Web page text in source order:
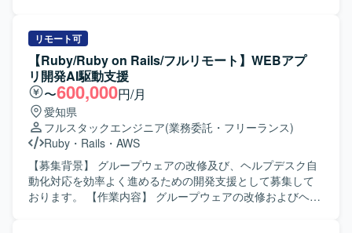
長期的に参画いただける方を求めております。複数のエン
ジニア、PdM、デザイナーと密に協働しながら開発を進め
る環境のため、コラボレーションとコミュニケーションを
大切にし、自発的に周囲と連携しながら課題解決に取り組
める方にマッチいたします。 明確なアーキテクチャが存在
しない状況でも、業務の背景や全体像を把握したうえで自
ら考えて推進できる方や、各案件について表層的な機能理
解にとどまらず、用いられている技術や直面した課題、そ
の対応策といった思考プロセスまで踏み込んで考えられる
方を歓迎いたします。 【ポジションの魅力】 グロース型の
小規模案件が多く、事業やプロダクトへの理解を深めなが
Ruby on RailsおよびVue.jsを用いた自社プロダクト・AIツ
ールのフロントエンドおよびバックエンド開発を担当し、
クライアントの声を直接反映させる形で商品の改良設計を
進めていただきます。GCP（Vertex AI等）やAIコーディン
グツールを組み合わせた先進的なAI機能の実装に携わり、3
～5人程度のチームでアジャイルな機能開発およびコード管
理・プロジェクト推進を行っていただきます。要件定義か
ら基本設計、詳細設計、実装、テスト、運用・保守、プロ
ダクト改良まで一貫して関わっていただきます。 【求める
人物像】 システム全体の設計や仕組みづくり、アーキテク
チャの選定に主体的に挑戦したい方を求めています。新し
リモート可
【Ruby/Ruby on Rails/フルリモート】WEBアプ
リ開発AI駆動支援
〜600,000円/月
愛知県
フルスタックエンジニア(業務委託・フリーランス)
Ruby ・ Rails ・ AWS
【募集背景】 グループウェアの改修及び、ヘルプデスク自
動化対応を効率よく進めるための開発支援として募集して
おります。 【作業内容】 グループウェアの改修およびヘル